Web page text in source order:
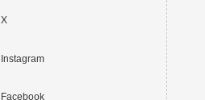
X
Instagram
Facebook